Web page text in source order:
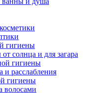
гигиены
солнца и для загара
гигиены
и расслабления
гигиены
волосами